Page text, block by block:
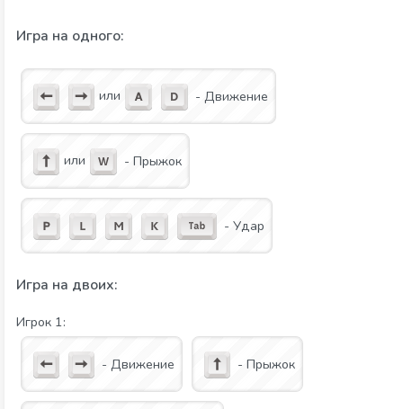
Игра на одного:
или - Движение
или - Прыжок
- Удар
Игра на двоих:
Игрок 1:
- Движение - Прыжок